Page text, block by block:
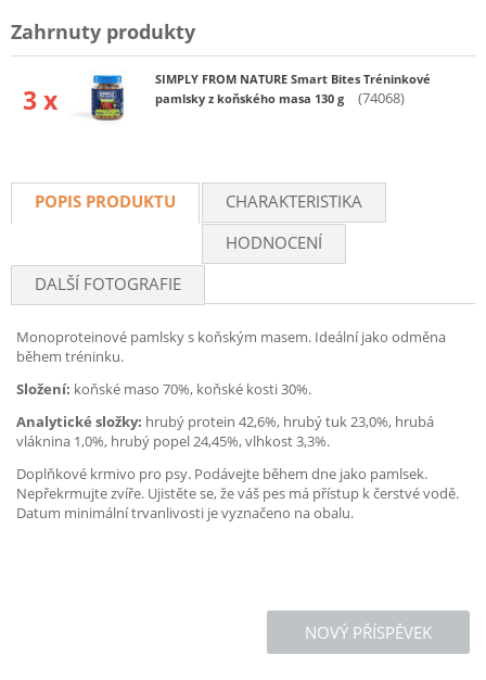
Zahrnuty produkty
3 x
SIMPLY FROM NATURE Smart Bites Tréninkové
pamlsky z koňského masa 130 g
(74068)
POPIS PRODUKTU
CHARAKTERISTIKA
HODNOCENÍ
DALŠÍ FOTOGRAFIE
Monoproteinové pamlsky s koňským masem. Ideální jako odměna
během tréninku.
Složení: koňské maso 70%, koňské kosti 30%.
Analytické složky: hrubý protein 42,6%, hrubý tuk 23,0%, hrubá
vláknina 1,0%, hrubý popel 24,45%, vlhkost 3,3%.
Doplňkové krmivo pro psy. Podávejte během dne jako pamlsek.
Nepřekrmujte zvíře. Ujistěte se, že váš pes má přístup k čerstvé vodě.
Datum minimální trvanlivosti je vyznačeno na obalu.
NOVÝ PŘÍSPĚVEK